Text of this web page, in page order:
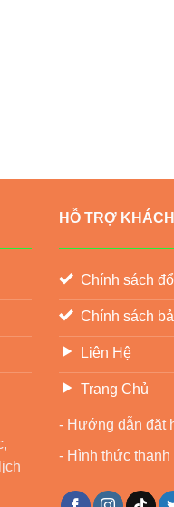
HỖ TRỢ
Chính sách
Chính sách
Liên Hệ
Trang Chủ
- Hướng dẫn đặt
- Hình thức thanh